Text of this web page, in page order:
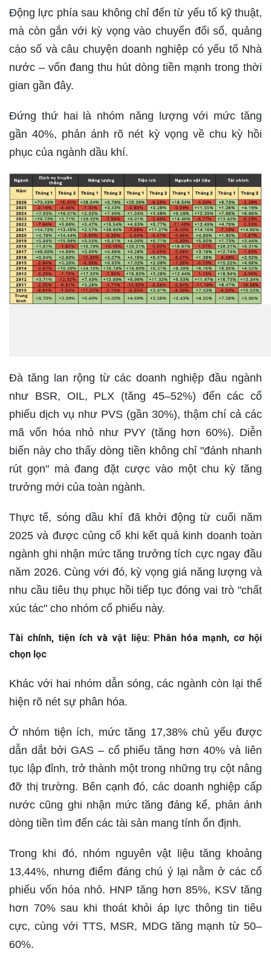
Động lực phía sau không chỉ đến từ yếu tố kỹ thuật,
mà còn gắn với kỳ vọng vào chuyển đổi số, quảng
cáo số và câu chuyện doanh nghiệp có yếu tố Nhà
nước – vốn đang thu hút dòng tiền mạnh trong thời
gian gần đây.
Đứng thứ hai là nhóm năng lượng với mức tăng
gần 40%, phản ánh rõ nét kỳ vọng về chu kỳ hồi
phục của ngành dầu khí.
Đà tăng lan rộng từ các doanh nghiệp đầu ngành
như BSR, OIL, PLX (tăng 45–52%) đến các cổ
phiếu dịch vụ như PVS (gần 30%), thậm chí cả các
mã vốn hóa nhỏ như PVY (tăng hơn 60%). Diễn
biến này cho thấy dòng tiền không chỉ "đánh nhanh
rút gọn" mà đang đặt cược vào một chu kỳ tăng
trưởng mới của toàn ngành.
Thực tế, sóng dầu khí đã khởi động từ cuối năm
2025 và được củng cố khi kết quả kinh doanh toàn
ngành ghi nhận mức tăng trưởng tích cực ngay đầu
năm 2026. Cùng với đó, kỳ vọng giá năng lượng và
nhu cầu tiêu thụ phục hồi tiếp tục đóng vai trò "chất
xúc tác" cho nhóm cổ phiếu này.
Tài chính, tiện ích và vật liệu: Phân hóa mạnh, cơ hội
chọn lọc
Khác với hai nhóm dẫn sóng, các ngành còn lại thể
hiện rõ nét sự phân hóa.
Ở nhóm tiện ích, mức tăng 17,38% chủ yếu được
dẫn dắt bởi GAS – cổ phiếu tăng hơn 40% và liên
tục lập đỉnh, trở thành một trong những trụ cột nâng
đỡ thị trường. Bên cạnh đó, các doanh nghiệp cấp
nước cũng ghi nhận mức tăng đáng kể, phản ánh
dòng tiền tìm đến các tài sản mang tính ổn định.
Trong khi đó, nhóm nguyên vật liệu tăng khoảng
13,44%, nhưng điểm đáng chú ý lại nằm ở các cổ
phiếu vốn hóa nhỏ. HNP tăng hơn 85%, KSV tăng
hơn 70% sau khi thoát khỏi áp lực thông tin tiêu
cực, cùng với TTS, MSR, MDG tăng mạnh từ 50–
60%.